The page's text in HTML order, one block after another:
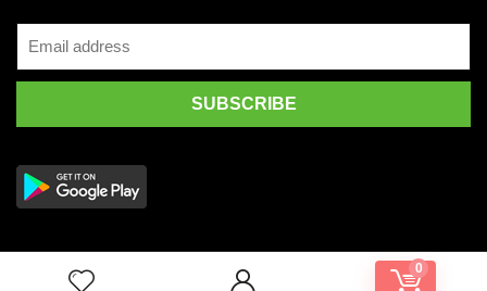
0
2019 Wpsoul.com Design. All rights reserved.